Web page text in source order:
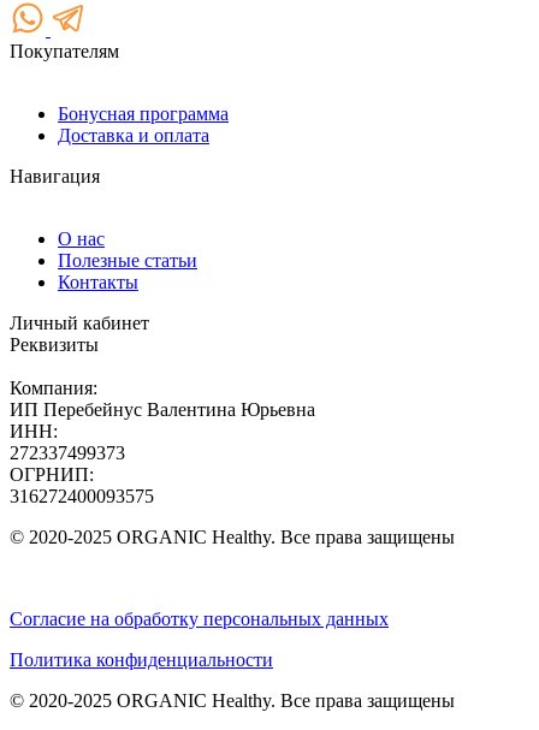
Покупателям
Бонусная программа
Доставка и оплата
Навигация
О нас
Полезные статьи
Контакты
Личный кабинет
Реквизиты
Компания:
ИП Перебейнус Валентина Юрьевна
ИНН:
272337499373
ОГРНИП:
316272400093575
© 2020-2025 ORGANIC Healthy. Все права защищены
Согласие на обработку персональных данных
Политика конфиденциальности
© 2020-2025 ORGANIC Healthy. Все права защищены